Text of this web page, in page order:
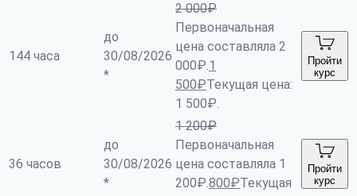
144 часа
до
30/08/2026
*
2 000₽
Первоначальная
цена составляла 2
000₽.1
500₽Текущая цена:
1 500₽.
Пройти
курс
36 часов
до
30/08/2026
*
1 200₽
Первоначальная
цена составляла 1
200₽.800₽Текущая
Пройти
курс